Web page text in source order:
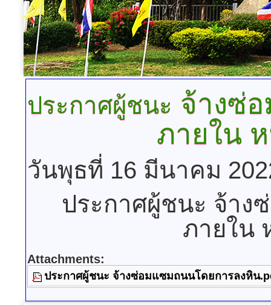
ประกาศผู้ชนะ จ้างซ่
ภายใน
วันพุธที่ 16 มีนาคม
ประกาศผู้ชนะ จ้าง
ภายใน
Attachments:
ประกาศผู้ชนะ จ้างซ่อมแซมถนนโดยการลงหิน